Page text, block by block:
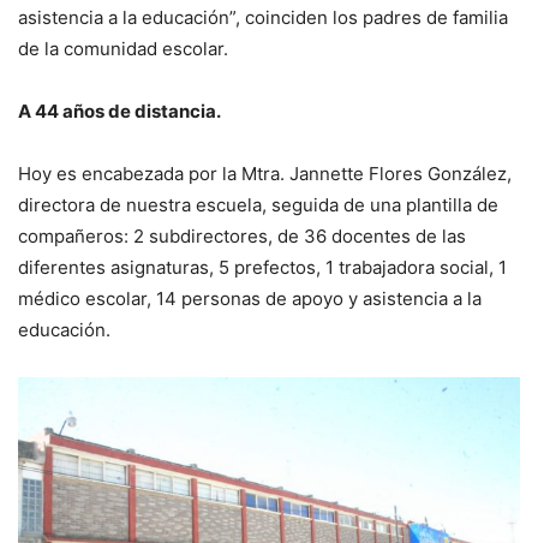
asistencia a la educación”, coinciden los padres de familia
de la comunidad escolar.
A 44 años de distancia.
Hoy es encabezada por la Mtra. Jannette Flores González,
directora de nuestra escuela, seguida de una plantilla de
compañeros: 2 subdirectores, de 36 docentes de las
diferentes asignaturas, 5 prefectos, 1 trabajadora social, 1
médico escolar, 14 personas de apoyo y asistencia a la
educación.